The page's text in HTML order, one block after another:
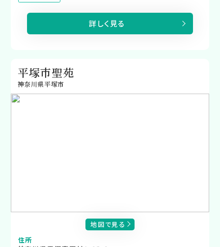
詳しく見る
平塚市聖苑
神奈川県平塚市
地図で見る
住所